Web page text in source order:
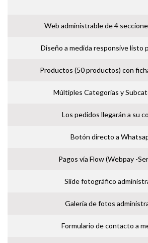
Web administrable de 4
Diseño a medida responsive listo
Productos (50 productos) con
Múltiples Categorías y
Los pedidos llegarán a su
Botón directo a
Pagos vía Flow (Webpay -
Slide fotográfico
Galería de fotos
Formulario de contacto a